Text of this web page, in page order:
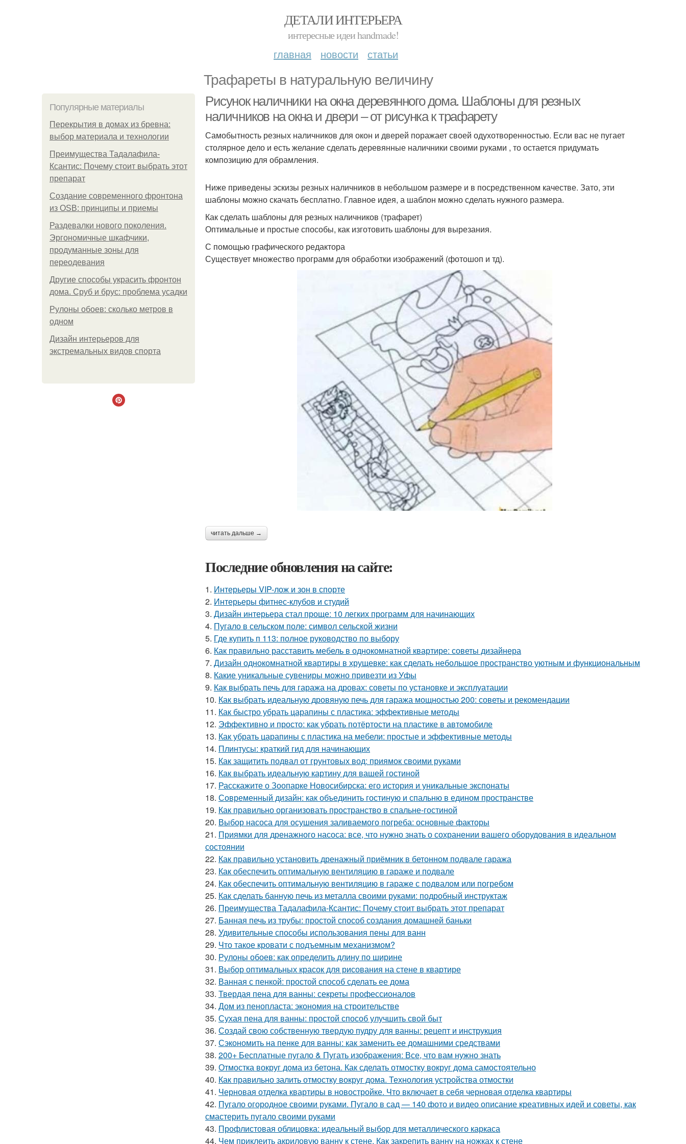
ДЕТАЛИ ИНТЕРЬЕРА
интересные идеи handmade!
главная новости статьи
Трафареты в натуральную величину
Популярные материалы
Перекрытия в домах из бревна:
выбор материала и технологии
Преимущества Тадалафила-
Ксантис: Почему стоит выбрать этот
препарат
Создание современного фронтона
из OSB: принципы и приемы
Раздевалки нового поколения.
Эргономичные шкафчики,
продуманные зоны для
переодевания
Другие способы украсить фронтон
дома. Сруб и брус: проблема усадки
Рулоны обоев: сколько метров в
одном
Дизайн интерьеров для
экстремальных видов спорта
Рисунок наличники на окна деревянного дома. Шаблоны для резных
наличников на окна и двери – от рисунка к трафарету
Самобытность резных наличников для окон и дверей поражает своей одухотворенностью. Если вас не пугает
столярное дело и есть желание сделать деревянные наличники своими руками , то остается придумать
композицию для обрамления.
Ниже приведены эскизы резных наличников в небольшом размере и в посредственном качестве. Зато, эти
шаблоны можно скачать бесплатно. Главное идея, а шаблон можно сделать нужного размера.
Как сделать шаблоны для резных наличников (трафарет)
Оптимальные и простые способы, как изготовить шаблоны для вырезания.
С помощью графического редактора
Существует множество программ для обработки изображений (фотошоп и тд).
читать дальше →
Последние обновления на сайте:
1. Интерьеры VIP-лож и зон в спорте
2. Интерьеры фитнес-клубов и студий
3. Дизайн интерьера стал проще: 10 легких программ для начинающих
4. Пугало в сельском поле: символ сельской жизни
5. Где купить п 113: полное руководство по выбору
6. Как правильно расставить мебель в однокомнатной квартире: советы дизайнера
7. Дизайн однокомнатной квартиры в хрущевке: как сделать небольшое пространство уютным и функциональным
8. Какие уникальные сувениры можно привезти из Уфы
9. Как выбрать печь для гаража на дровах: советы по установке и эксплуатации
10. Как выбрать идеальную дровяную печь для гаража мощностью 200: советы и рекомендации
11. Как быстро убрать царапины с пластика: эффективные методы
12. Эффективно и просто: как убрать потёртости на пластике в автомобиле
13. Как убрать царапины с пластика на мебели: простые и эффективные методы
14. Плинтусы: краткий гид для начинающих
15. Как защитить подвал от грунтовых вод: приямок своими руками
16. Как выбрать идеальную картину для вашей гостиной
17. Расскажите о Зоопарке Новосибирска: его история и уникальные экспонаты
18. Современный дизайн: как объединить гостиную и спальню в едином пространстве
19. Как правильно организовать пространство в спальне-гостиной
20. Выбор насоса для осушения заливаемого погреба: основные факторы
21. Приямки для дренажного насоса: все, что нужно знать о сохранении вашего оборудования в идеальном
состоянии
22. Как правильно установить дренажный приёмник в бетонном подвале гаража
23. Как обеспечить оптимальную вентиляцию в гараже и подвале
24. Как обеспечить оптимальную вентиляцию в гараже с подвалом или погребом
25. Как сделать банную печь из металла своими руками: подробный инструктаж
26. Преимущества Тадалафила-Ксантис: Почему стоит выбрать этот препарат
27. Банная печь из трубы: простой способ создания домашней баньки
28. Удивительные способы использования пены для ванн
29. Что такое кровати с подъемным механизмом?
30. Рулоны обоев: как определить длину по ширине
31. Выбор оптимальных красок для рисования на стене в квартире
32. Ванная с пенкой: простой способ сделать ее дома
33. Твердая пена для ванны: секреты профессионалов
34. Дом из пенопласта: экономия на строительстве
35. Сухая пена для ванны: простой способ улучшить свой быт
36. Создай свою собственную твердую пудру для ванны: рецепт и инструкция
37. Сэкономить на пенке для ванны: как заменить ее домашними средствами
38. 200+ Бесплатные пугало & Пугать изображения: Все, что вам нужно знать
39. Отмостка вокруг дома из бетона. Как сделать отмостку вокруг дома самостоятельно
40. Как правильно залить отмостку вокруг дома. Технология устройства отмостки
41. Черновая отделка квартиры в новостройке. Что включает в себя черновая отделка квартиры
42. Пугало огородное своими руками. Пугало в сад — 140 фото и видео описание креативных идей и советы, как
смастерить пугало своими руками
43. Профлистовая облицовка: идеальный выбор для металлического каркаса
44. Чем приклеить акриловую ванну к стене. Как закрепить ванну на ножках к стене